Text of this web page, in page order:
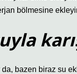
bölmesine
bazen biraz su